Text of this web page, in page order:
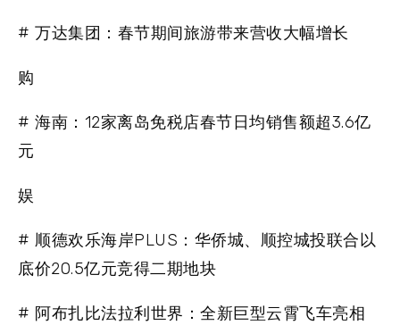
# 万达集团：春节期间旅游带来营收大幅增长
购
# 海南：12家离岛免税店春节日均销售额超3.6亿
元
娱
# 顺德欢乐海岸PLUS：华侨城、顺控城投联合以
底价20.5亿元竞得二期地块
# 阿布扎比法拉利世界：全新巨型云霄飞车亮相